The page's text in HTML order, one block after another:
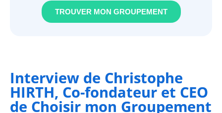
TROUVER MON GROUPEMENT
Interview de Christophe
HIRTH, Co-fondateur et CEO
de Choisir mon Groupement